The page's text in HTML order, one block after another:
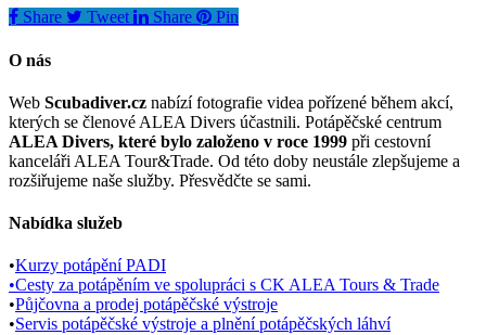
39 Kč.1 Kč.
byla:je:
Share
Tweet Share Pin
O nás
Web Scubadiver.cz nabízí fotografie videa pořízené během akcí,
kterých se členové ALEA Divers účastnili. Potápěčské centrum
ALEA Divers, které bylo založeno v roce 1999 při cestovní
kanceláři ALEA Tour&Trade. Od této doby neustále zlepšujeme a
rozšiřujeme naše služby. Přesvědčte se sami.
Nabídka služeb
•Kurzy potápění PADI
•Cesty za potápěním ve spolupráci s CK ALEA Tours & Trade
•Půjčovna a prodej potápěčské výstroje
•Servis potápěčské výstroje a plnění potápěčských láhví